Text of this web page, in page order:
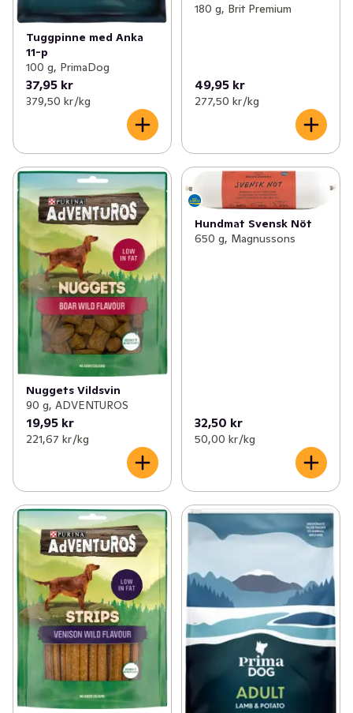
Tuggpinne med Anka
11-p
100 g, PrimaDog
37,95 kr
379,50 kr /kg
180 g, Brit Premium
49,95 kr
277,50 kr /kg
Nuggets Vildsvin
90 g, ADVENTUROS
19,95 kr
221,67 kr /kg
Hundmat Svensk Nöt
650 g, Magnussons
32,50 kr
50,00 kr /kg